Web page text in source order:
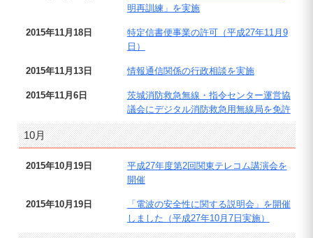
明再訓練」を実施
2015年11月18日
特定信書便事業の許可（平成27年11月9
日）
2015年11月13日 情報通信関係の行政相談を実施
2015年11月6日
茨城消防救急無線・指令センター運営協
議会にデジタル消防救急用無線局を免許
10月
2015年10月19日
平成27年度第2回関東テレコム講演会を
開催
2015年10月19日
「電波の安全性に関する説明会」を開催
しました（平成27年10月7日実施）